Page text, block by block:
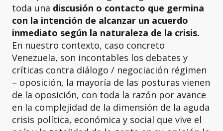
toda una discusión o contacto que germina
con la intención de alcanzar un acuerdo
inmediato según la naturaleza de la crisis.
En nuestro contexto, caso concreto
Venezuela, son incontables los debates y
críticas contra diálogo / negociación régimen
– oposición, la mayoría de las posturas vienen
de la oposición, con toda la razón por avance
en la complejidad de la dimensión de la aguda
crisis política, económica y social que vive el